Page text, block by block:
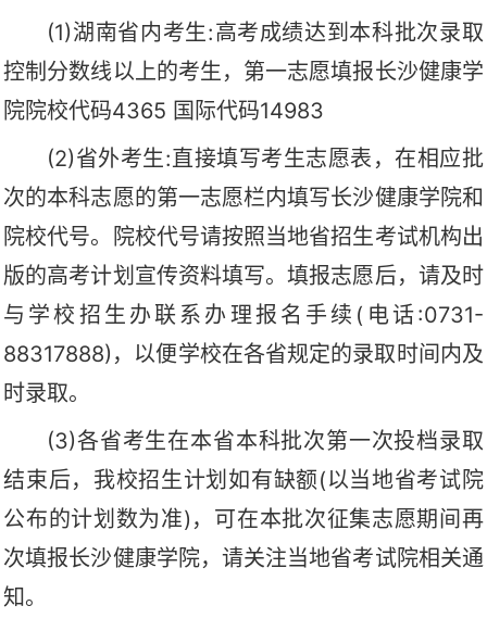
(1)湖南省内考生:高考成绩达到本科批次录取
控制分数线以上的考生，第一志愿填报长沙健康学
院院校代码4365 国际代码14983
(2)省外考生:直接填写考生志愿表，在相应批
次的本科志愿的第一志愿栏内填写长沙健康学院和
院校代号。院校代号请按照当地省招生考试机构出
版的高考计划宣传资料填写。填报志愿后，请及时
与学校招生办联系办理报名手续(电话:0731-
88317888)，以便学校在各省规定的录取时间内及
时录取。
(3)各省考生在本省本科批次第一次投档录取
结束后，我校招生计划如有缺额(以当地省考试院
公布的计划数为准)，可在本批次征集志愿期间再
次填报长沙健康学院，请关注当地省考试院相关通
知。